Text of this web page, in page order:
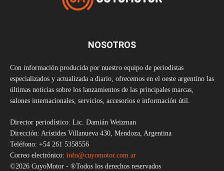
NOSOTROS
Con información producida por nuestro equipo de periodistas
especializados y actualizada a diario, ofrecemos en el oeste argentino las
últimas noticias sobre los lanzamientos de las principales marcas,
salones internacionales, servicios, accesorios e información útil.
Director periodístico: Lic. Damián Weizman
Dirección: Arístides Villanueva 430, Mendoza, Argentina
Teléfono: +54 261 5358556
Correo electrónico: info@cuyomotor.com.ar
©2026 CuyoMotor - ®Todos los derechos reservados